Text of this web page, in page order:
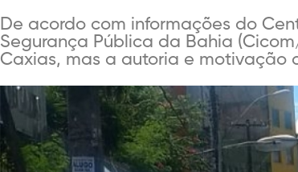
De acordo com informações do
Segurança Pública da Bahia
Caxias, mas a autoria e motivação